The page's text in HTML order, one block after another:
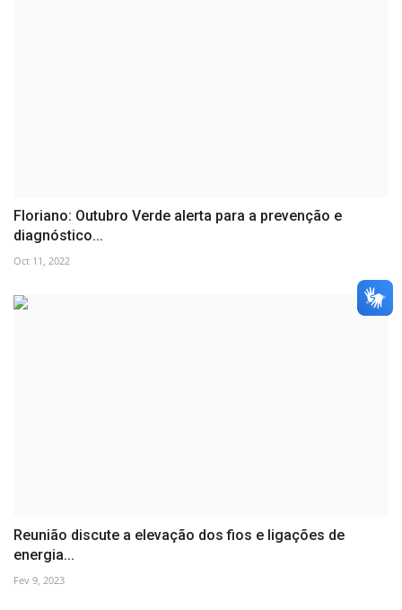
Floriano: Outubro Verde alerta para a prevenção e
diagnóstico...
Oct 11, 2022
Reunião discute a elevação dos fios e ligações de
energia...
Fev 9, 2023